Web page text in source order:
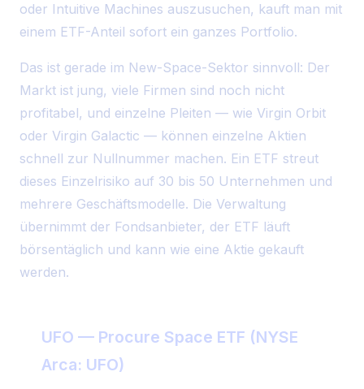
oder Intuitive Machines auszusuchen, kauft man mit
einem ETF-Anteil sofort ein ganzes Portfolio.
Das ist gerade im New-Space-Sektor sinnvoll: Der
Markt ist jung, viele Firmen sind noch nicht
profitabel, und einzelne Pleiten — wie Virgin Orbit
oder Virgin Galactic — können einzelne Aktien
schnell zur Nullnummer machen. Ein ETF streut
dieses Einzelrisiko auf 30 bis 50 Unternehmen und
mehrere Geschäftsmodelle. Die Verwaltung
übernimmt der Fondsanbieter, der ETF läuft
börsentäglich und kann wie eine Aktie gekauft
werden.
UFO — Procure Space ETF (NYSE
Arca: UFO)